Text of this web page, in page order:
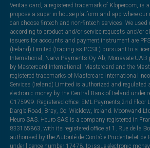
Veritas card, a registered trademark of Klopercom, is
propose a super in-house platform and app where
can choose fintech and non-fintech services. We used
according to product and/or service requests and/or
issuers for accounts and payment instrument are
(Ireland) Limited (trading as PCSIL) pursuant to a
International, Narvi Payments Oy Ab, Monavate UAB
by Mastercard International. Mastercard and the
registered trademarks of Mastercard International
Services (Ireland) Limited is authorized and regulated
electronic money by the Central Bank of Ireland under
C175999. Registered office: EML Payments,2nd Floor
Dargle Road, Bray, Co. Wicklow, Ireland. Moorwand
Heuro SAS. Heuro SAS is a company registered in
833165863, with its registered office at 1, Rue de la
authorised by the Autorité de Contrôle Prudentiel et de
under licence number 17478, to issue electronic